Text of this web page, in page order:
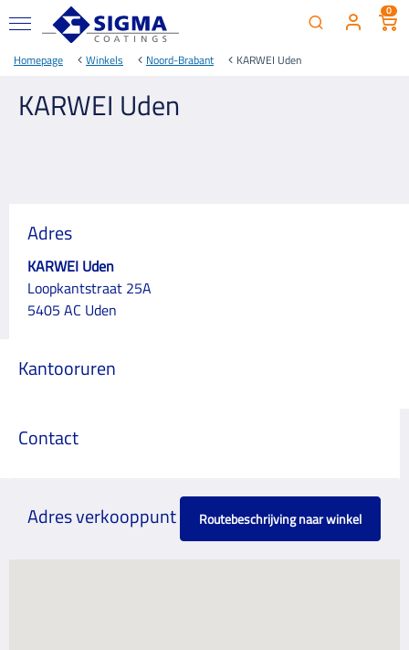
0
Homepage Winkels Noord-Brabant KARWEI Uden
KARWEI Uden
Adres
KARWEI Uden
Loopkantstraat 25A
5405 AC Uden
Kantooruren
Contact
Adres verkooppunt Routebeschrijving naar winkel